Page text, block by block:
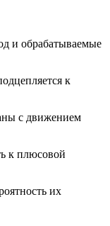
и обрабатываемые
к
с движением
к плюсовой
их